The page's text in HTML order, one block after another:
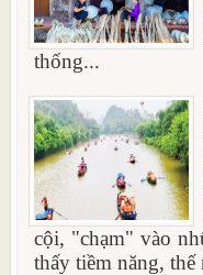
thống...
cội, "chạm" vào
thấy tiềm năng,